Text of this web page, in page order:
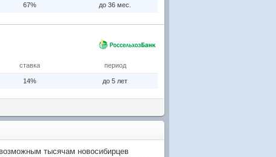
67% до 36 мес.
ставка период
14% до 5 лет
тысячам новосибирцев